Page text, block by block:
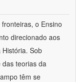
o Ensino
direcionado aos
Sob
teorias da
têm se